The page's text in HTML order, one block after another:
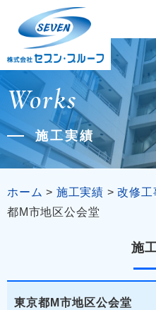
Works
施工実績
ホーム > 施工実績 >改修工
都M市地区公会堂
施
東京都M市地区公会堂